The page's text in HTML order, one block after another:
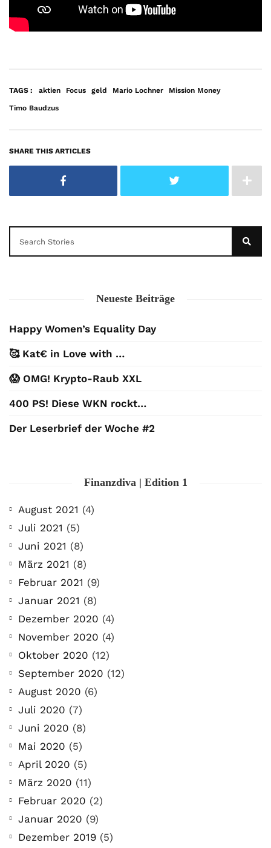
TAGS : aktien Focus geld Mario Lochner Mission Money
Timo Baudzus
SHARE THIS ARTICLES
Neueste Beiträge
Happy Women’s Equality Day
🥰 Kat€ in Love with …
😱 OMG! Krypto-Raub XXL
400 PS! Diese WKN rockt…
Der Leserbrief der Woche #2
Finanzdiva | Edition 1
August 2021 (4)
Juli 2021 (5)
Juni 2021 (8)
März 2021 (8)
Februar 2021 (9)
Januar 2021 (8)
Dezember 2020 (4)
November 2020 (4)
Oktober 2020 (12)
September 2020 (12)
August 2020 (6)
Juli 2020 (7)
Juni 2020 (8)
Mai 2020 (5)
April 2020 (5)
März 2020 (11)
Februar 2020 (2)
Januar 2020 (9)
Dezember 2019 (5)